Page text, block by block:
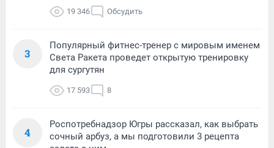
19 346 Обсудить
3
Популярный фитнес-тренер с мировым именем
Света Ракета проведет открытую тренировку
для сургутян
17 593 8
4
Роспотребнадзор Югры рассказал, как выбрать
сочный арбуз, а мы подготовили 3 рецепта